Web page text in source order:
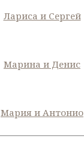
Лариса и Сергей
Марина и Денис
Мария и Антонио